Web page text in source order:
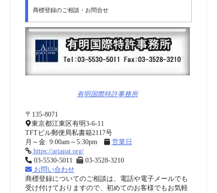
商標登録のご相談・お問合せ
有明国際特許事務所
〒135-8071
東京都江東区有明3-6-11
TFTビル郵便局私書箱2117号
月～金: 9:00am～5:30pm
営業日
https://ariapat.org/
03-5530-5011
03-3528-3210
お問い合わせ
商標登録についてのご相談は、電話や電子メールでも
受け付けておりますので、初めてのお客様でもお気軽